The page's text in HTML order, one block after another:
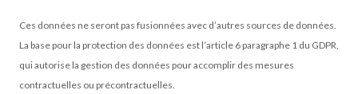
Ces données ne seront pas fusionnées avec d’autres sources de données.
La base pour la protection des données est l’article 6 paragraphe 1 du GDPR,
qui autorise la gestion des données pour accomplir des mesures
contractuelles ou précontractuelles.